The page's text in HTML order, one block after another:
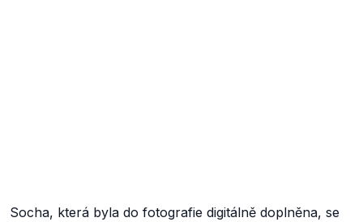
Socha, která byla do fotografie digitálně doplněna, se